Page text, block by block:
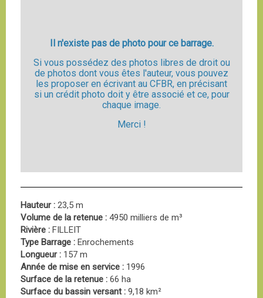
Il n'existe pas de photo pour ce barrage.
Si vous possédez des photos libres de droit ou
de photos dont vous êtes l'auteur, vous pouvez
les proposer en écrivant au CFBR, en précisant
si un crédit photo doit y être associé et ce, pour
chaque image.
Merci !
Hauteur : 23,5 m
Volume de la retenue : 4950 milliers de m³
Rivière : FILLEIT
Type Barrage : Enrochements
Longueur : 157 m
Année de mise en service : 1996
Surface de la retenue : 66 ha
Surface du bassin versant : 9,18 km²